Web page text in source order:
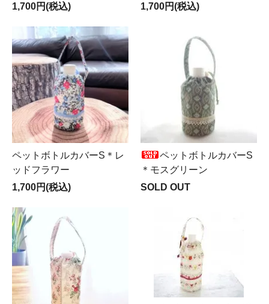
1,700円(税込)
1,700円(税込)
ペットボトルカバーS＊レ
ッドフラワー
1,700円(税込)
ペットボトルカバーS
＊モスグリーン
SOLD OUT